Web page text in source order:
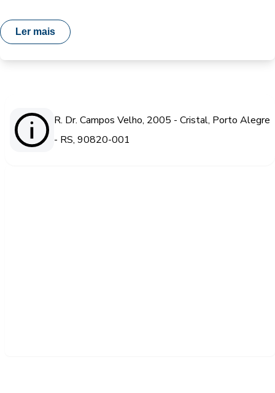
Ler mais
R. Dr. Campos Velho, 2005 - Cristal, Porto Alegre
- RS, 90820-001